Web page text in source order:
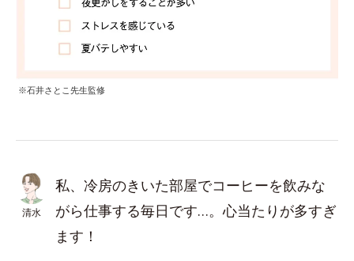
※石井さとこ先生監修
清水
私、冷房のきいた部屋でコーヒーを飲みな
がら仕事する毎日です…。心当たりが多すぎ
ます！